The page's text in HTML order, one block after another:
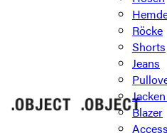
Röcke
Shorts
Jeans
Blazer